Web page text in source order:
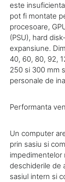
este
pot fi montate
procesoare,
(PSU), hard
expansiune.
40, 60, 80, 92,
250 si 300 mm
personale de
Performanta
Un computer
prin sasiu si
impedimentelor
deschiderile de
sasiul intern si